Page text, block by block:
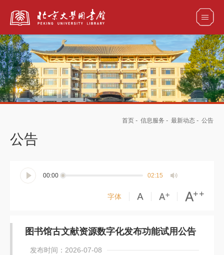
全部资源
首页 - 信息服务 - 最新动态 - 公告
公告
00:00 02:15
字体
图书馆古文献资源数字化发布功能试用公告
发布时间：2026-07-08